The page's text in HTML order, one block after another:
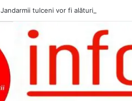
Jandarmii tulceni vor fi alături de